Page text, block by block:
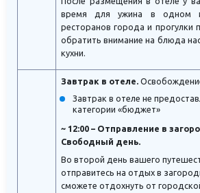
время для ужина в одном
ресторанов города и прогулки
обратить внимание на блюда
кухни.
Завтрак в отеле.
Завтрак в отеле не
категории «бюджет»
~ 12:00 – Отправление в
Свободный день.
Во второй день вашего
отправитесь на отдых в
сможете отдохнуть от